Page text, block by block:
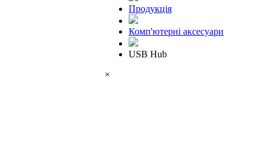
Продукцiя
Комп'ютерні аксесуари
USB Hub
×